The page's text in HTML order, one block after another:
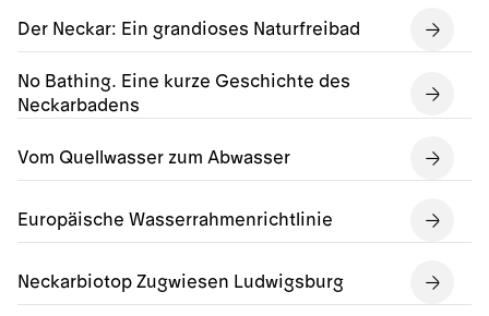
Der Neckar: Ein grandioses Naturfreibad
No Bathing. Eine kurze Geschichte des
Neckarbadens
Vom Quellwasser zum Abwasser
Europäische Wasserrahmenrichtlinie
Neckarbiotop Zugwiesen Ludwigsburg